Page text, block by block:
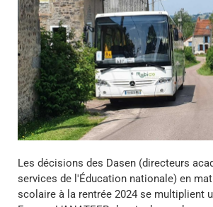
Les décisions des Dasen (directeurs
services de l'Éducation nationale) en
scolaire à la rentrée 2024 se multiplient